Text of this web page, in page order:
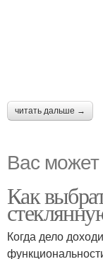
читать дальше →
Вас может
Как
Когда дело